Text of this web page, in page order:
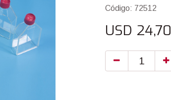
Código: 72512
USD 24,70